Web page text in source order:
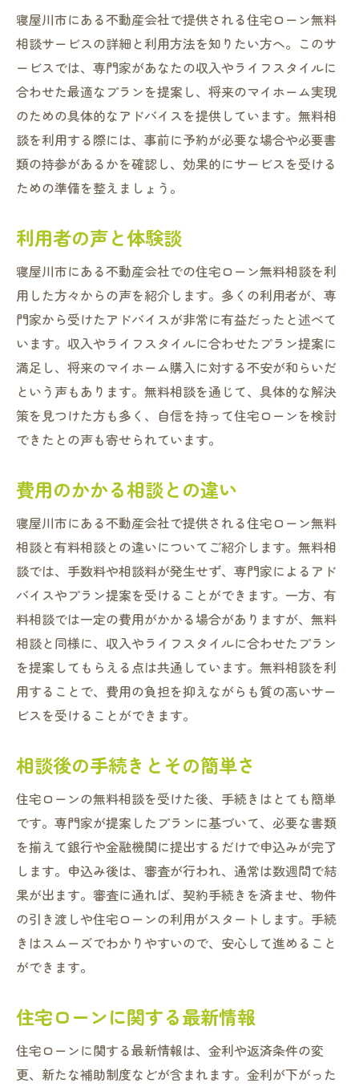
寝屋川市にある不動産会社で提供される住宅ローン無料
相談サービスの詳細と利用方法を知りたい方へ。このサ
ービスでは、専門家があなたの収入やライフスタイルに
合わせた最適なプランを提案し、将来のマイホーム実現
のための具体的なアドバイスを提供しています。無料相
談を利用する際には、事前に予約が必要な場合や必要書
類の持参があるかを確認し、効果的にサービスを受ける
ための準備を整えましょう。
利用者の声と体験談
寝屋川市にある不動産会社での住宅ローン無料相談を利
用した方々からの声を紹介します。多くの利用者が、専
門家から受けたアドバイスが非常に有益だったと述べて
います。収入やライフスタイルに合わせたプラン提案に
満足し、将来のマイホーム購入に対する不安が和らいだ
という声もあります。無料相談を通じて、具体的な解決
策を見つけた方も多く、自信を持って住宅ローンを検討
できたとの声も寄せられています。
費用のかかる相談との違い
寝屋川市にある不動産会社で提供される住宅ローン無料
相談と有料相談との違いについてご紹介します。無料相
談では、手数料や相談料が発生せず、専門家によるアド
バイスやプラン提案を受けることができます。一方、有
料相談では一定の費用がかかる場合がありますが、無料
相談と同様に、収入やライフスタイルに合わせたプラン
を提案してもらえる点は共通しています。無料相談を利
用することで、費用の負担を抑えながらも質の高いサー
ビスを受けることができます。
相談後の手続きとその簡単さ
住宅ローンの無料相談を受けた後、手続きはとても簡単
です。専門家が提案したプランに基づいて、必要な書類
を揃えて銀行や金融機関に提出するだけで申込みが完了
します。申込み後は、審査が行われ、通常は数週間で結
果が出ます。審査に通れば、契約手続きを済ませ、物件
の引き渡しや住宅ローンの利用がスタートします。手続
きはスムーズでわかりやすいので、安心して進めること
ができます。
住宅ローンに関する最新情報
住宅ローンに関する最新情報は、金利や返済条件の変
更、新たな補助制度などが含まれます。金利が下がった